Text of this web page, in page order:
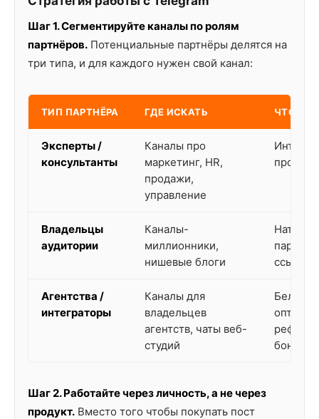
Шаг 1. Сегментируйте каналы по ролям
партнёров. Потенциальные партнёры делятся на
три типа, и для каждого нужен свой канал:
ТИП ПАРТНЁРА ГДЕ ИСКАТЬ ЧТО
Эксперты /
консультанты
Каналы про
маркетинг, HR,
продажи,
управление
Владельцы
аудитории
Каналы-
миллионники,
нишевые блоги
ссылкой
Агентства /
интеграторы
Каналы для
владельцев
агентств, чаты веб-
студий
Белый
бонусы
Шаг 2. Работайте через личность, а не через
продукт. Вместо того чтобы покупать пост